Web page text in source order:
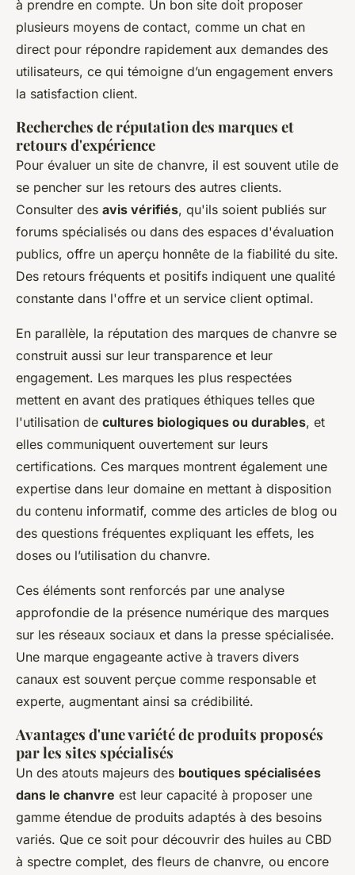
à prendre en compte. Un bon site doit proposer
plusieurs moyens de contact, comme un chat en
direct pour répondre rapidement aux demandes des
utilisateurs, ce qui témoigne d’un engagement envers
la satisfaction client.
Recherches de réputation des marques et
retours d'expérience
Pour évaluer un site de chanvre, il est souvent utile de
se pencher sur les retours des autres clients.
Consulter des avis vérifiés, qu'ils soient publiés sur
forums spécialisés ou dans des espaces d'évaluation
publics, offre un aperçu honnête de la fiabilité du site.
Des retours fréquents et positifs indiquent une qualité
constante dans l'offre et un service client optimal.
En parallèle, la réputation des marques de chanvre se
construit aussi sur leur transparence et leur
engagement. Les marques les plus respectées
mettent en avant des pratiques éthiques telles que
l'utilisation de cultures biologiques ou durables, et
elles communiquent ouvertement sur leurs
certifications. Ces marques montrent également une
expertise dans leur domaine en mettant à disposition
du contenu informatif, comme des articles de blog ou
des questions fréquentes expliquant les effets, les
doses ou l’utilisation du chanvre.
Ces éléments sont renforcés par une analyse
approfondie de la présence numérique des marques
sur les réseaux sociaux et dans la presse spécialisée.
Une marque engageante active à travers divers
canaux est souvent perçue comme responsable et
experte, augmentant ainsi sa crédibilité.
Avantages d'une variété de produits proposés
par les sites spécialisés
Un des atouts majeurs des boutiques spécialisées
dans le chanvre est leur capacité à proposer une
gamme étendue de produits adaptés à des besoins
variés. Que ce soit pour découvrir des huiles au CBD
à spectre complet, des fleurs de chanvre, ou encore